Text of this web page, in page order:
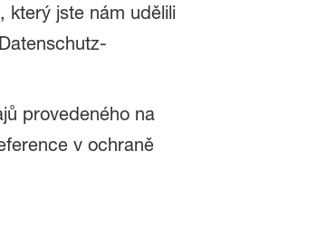
který jste nám udělili
provedeného na
v ochraně